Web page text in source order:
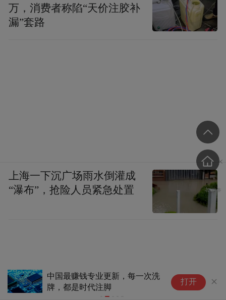
中国最赚钱专业更新，每一次洗
牌，都是时代注脚
打开
万，消费者称陷“天价注胶补
漏”套路
上海一下沉广场雨水倒灌成
“瀑布”，抢险人员紧急处置